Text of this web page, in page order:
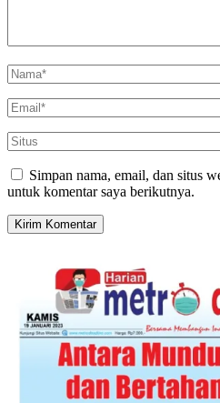
Simpan nama, email, dan situs
untuk komentar saya berikutnya.